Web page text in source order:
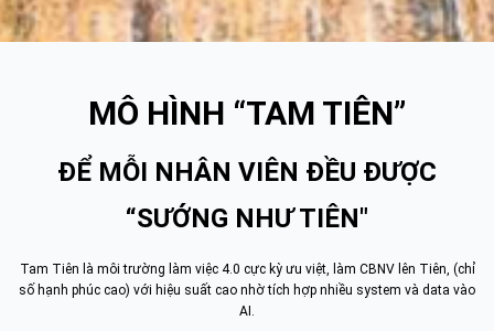
MÔ HÌNH “TAM TIÊN”
ĐỂ MỖI NHÂN VIÊN ĐỀU ĐƯỢC
“SƯỚNG NHƯ TIÊN"
Tam Tiên là môi trường làm việc 4.0 cực kỳ ưu việt, làm CBNV lên Tiên, (chỉ
số hạnh phúc cao) với hiệu suất cao nhờ tích hợp nhiều system và data vào
AI.